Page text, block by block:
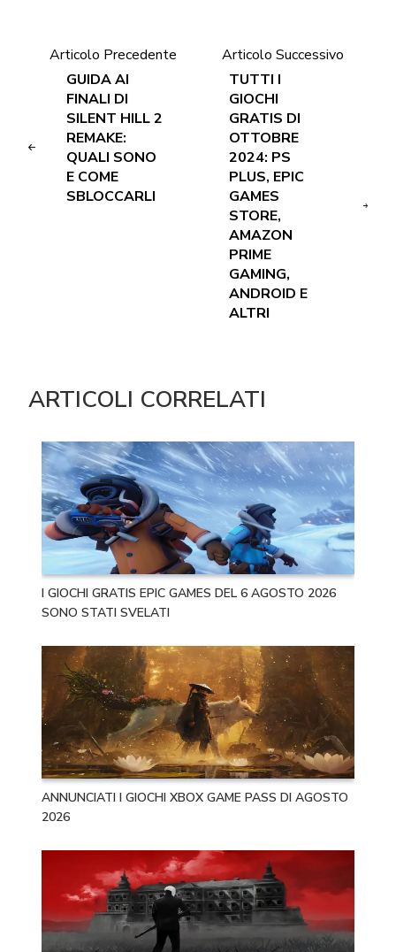
Articolo Precedente
GUIDA AI
FINALI DI
SILENT HILL 2
REMAKE:
QUALI SONO
E COME
SBLOCCARLI
Articolo Successivo
TUTTI I
GIOCHI
GRATIS DI
OTTOBRE
2024: PS
PLUS, EPIC
GAMES
STORE,
AMAZON
PRIME
GAMING,
ANDROID E
ALTRI
ARTICOLI CORRELATI
I GIOCHI GRATIS EPIC GAMES DEL 6 AGOSTO 2026
SONO STATI SVELATI
ANNUNCIATI I GIOCHI XBOX GAME PASS DI AGOSTO
2026